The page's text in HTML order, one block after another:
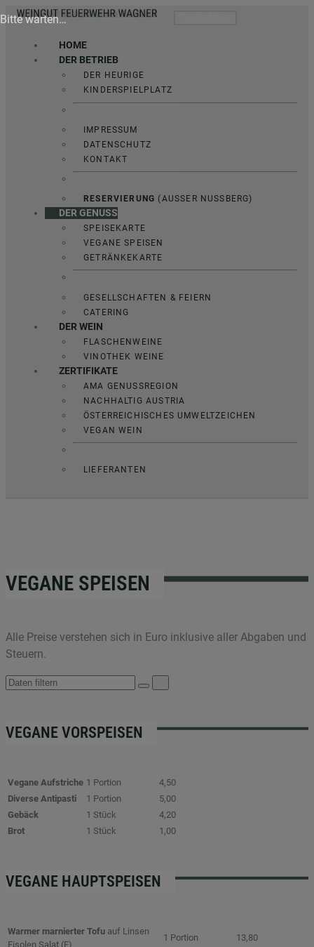
HOME
DER BETRIEB
DER HEURIGE
KINDERSPIELPLATZ
IMPRESSUM
DATENSCHUTZ
KONTAKT
RESERVIERUNG (AUSSER NUSSBERG)
DER GENUSS
SPEISEKARTE
VEGANE SPEISEN
GETRÄNKEKARTE
GESELLSCHAFTEN & FEIERN
CATERING
DER WEIN
FLASCHENWEINE
VINOTHEK WEINE
ZERTIFIKATE
AMA GENUSSREGION
NACHHALTIG AUSTRIA
ÖSTERREICHISCHES UMWELTZEICHEN
VEGAN WEIN
LIEFERANTEN
VEGANE SPEISEN
Alle Preise verstehen sich in Euro inklusive aller Abgaben und
Steuern.
VEGANE VORSPEISEN
Vegane Aufstriche 1 Portion
4,50
Diverse Antipasti
1 Portion
5,00
Gebäck
1 Stück
4,20
Brot
1 Stück 1,00
VEGANE HAUPTSPEISEN
Warmer marnierter Tofu auf Linsen
Fisolen Salat (F)
1 Portion 13,80
Bitte warten…